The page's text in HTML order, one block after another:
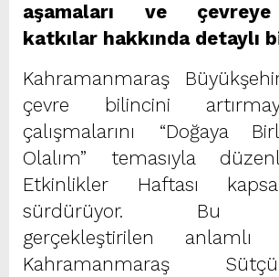
aşamaları ve
katkılar hakkında detaylı
Kahramanmaraş
çevre bilincini
çalışmalarını “Doğaya
Olalım” temasıyla
Etkinlikler Haftası
sürdürüyor. Bu
gerçekleştirilen anlamlı
Kahramanmaraş